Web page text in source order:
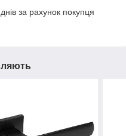
за рахунок покупця